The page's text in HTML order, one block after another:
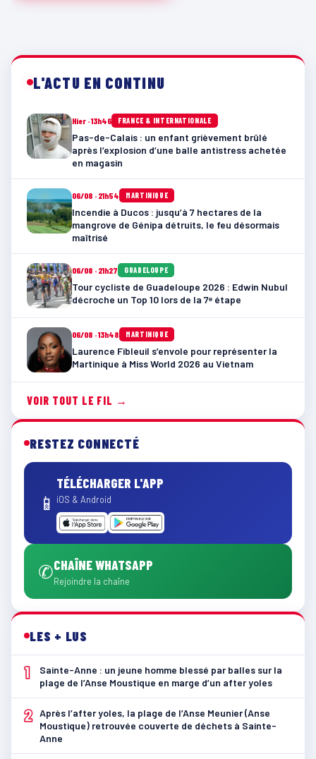
L'ACTU EN CONTINU
Hier · 13h46 FRANCE & INTERNATIONALE
Pas-de-Calais : un enfant grièvement brûlé
après l’explosion d’une balle antistress achetée
en magasin
06/08 · 21h54 MARTINIQUE
Incendie à Ducos : jusqu’à 7 hectares de la
mangrove de Génipa détruits, le feu désormais
maîtrisé
06/08 · 21h27 GUADELOUPE
Tour cycliste de Guadeloupe 2026 : Edwin Nubul
décroche un Top 10 lors de la 7ᵉ étape
06/08 · 13h48 MARTINIQUE
Laurence Fibleuil s’envole pour représenter la
Martinique à Miss World 2026 au Vietnam
VOIR TOUT LE FIL →
RESTEZ CONNECTÉ
📱
TÉLÉCHARGER L'APP
iOS & Android
✆CHAÎNE WHATSAPP
Rejoindre la chaîne
LES + LUS
1
Sainte-Anne : un jeune homme blessé par balles sur la
plage de l’Anse Moustique en marge d’un after yoles
2 Après l’after yoles, la plage de l’Anse Meunier (Anse
Moustique) retrouvée couverte de déchets à Sainte-
Anne